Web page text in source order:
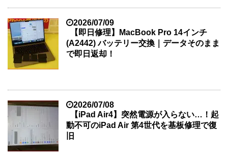
2026/07/09
【即日修理】MacBook Pro 14インチ
(A2442) バッテリー交換｜データそのまま
で即日返却！
2026/07/08
【iPad Air4】突然電源が入らない…！起
動不可のiPad Air 第4世代を基板修理で復
旧